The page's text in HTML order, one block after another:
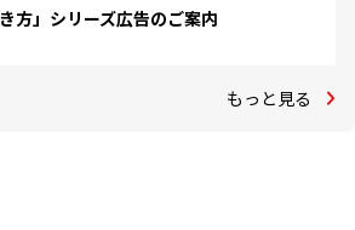
き方」シリーズ広告のご案内
もっと見る